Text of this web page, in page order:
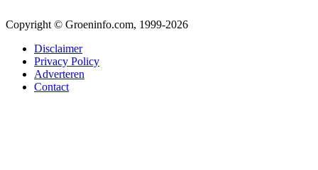
Copyright © Groeninfo.com, 1999-2026
Disclaimer
Privacy Policy
Adverteren
Contact